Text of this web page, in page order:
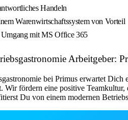
Handeln
Warenwirtschaftssystem von Vorteil
mit MS Office 365
Arbeitgeber:
bei Primus erwartet
Wir fördern eine positive
Du von einem modernen